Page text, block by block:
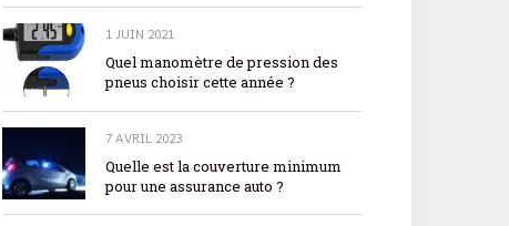
1 JUIN 2021
Quel manomètre de pression des
pneus choisir cette année ?
7 AVRIL 2023
Quelle est la couverture minimum
pour une assurance auto ?